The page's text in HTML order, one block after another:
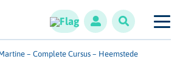
– Complete Cursus – Heemstede